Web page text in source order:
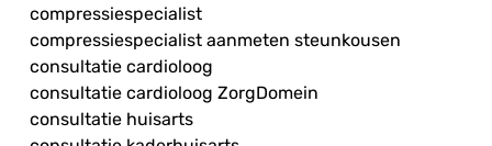
compressiespecialist
compressiespecialist aanmeten steunkousen
consultatie cardioloog
consultatie cardioloog ZorgDomein
consultatie huisarts